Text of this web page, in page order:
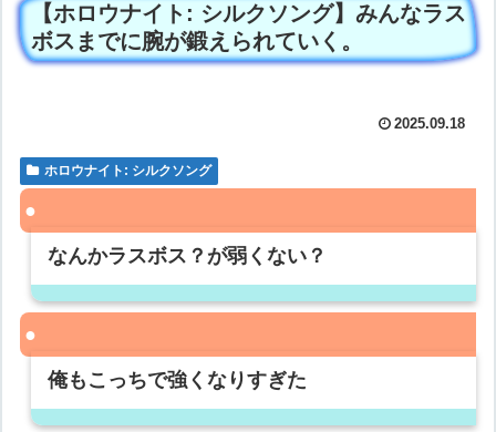
【ホロウナイト: シルクソング】みんなラス
ボスまでに腕が鍛えられていく。
2025.09.18
ホロウナイト: シルクソング
なんかラスボス？が弱くない？
俺もこっちで強くなりすぎた